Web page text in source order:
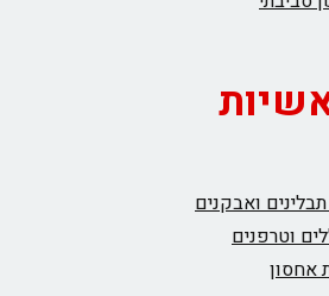
ואבקנים
וטרפנים
אחסון